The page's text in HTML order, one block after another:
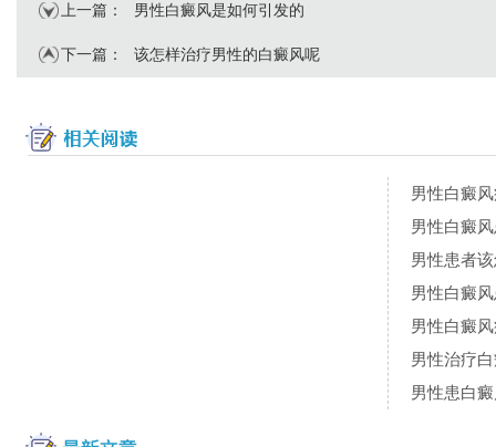
上一篇： 男性白癜风是如何引发的
下一篇： 该怎样治疗男性的白癜风呢
男性白癜
男性白癜
男性患者
男性白癜
男性白癜
男性治疗
男性患白